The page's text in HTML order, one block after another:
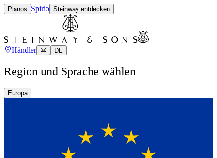
Pianos Spirio Steinway entdecken
Händler DE
Region und Sprache wählen
Europa